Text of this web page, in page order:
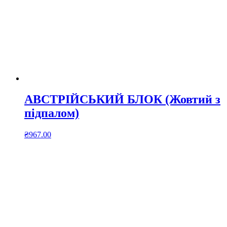
АВСТРІЙСЬКИЙ БЛОК (Жовтий з
підпалом)
₴967.00